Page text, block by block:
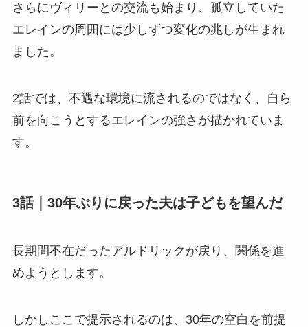
さらにヴィリーとの交流も始まり、孤立していた
エレインの周囲には少しずつ変化の兆しが生まれ
ました。
2話では、不遇な環境に流されるのではなく、自ら
前を向こうとするエレインの強さが描かれていま
す。
3話｜30年ぶりに戻った夫は子どもを望んだ
長期間不在だったアルドリックが戻り、関係を進
めようとします。
しかしここで提示されるのは、30年の空白を前提